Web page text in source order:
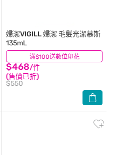
滿$100送數位印花
婦潔VIGILL婦潔 毛髮光潔慕斯
135mL
$468/件
(售價已折)
$550
(7)